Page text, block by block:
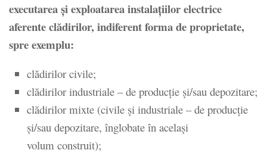
executarea și exploatarea instalațiilor electrice
aferente clădirilor, indiferent forma de proprietate,
spre exemplu:
clădirilor civile;
clădirilor industriale – de producție și/sau depozitare;
clădirilor mixte (civile și industriale – de producție
și/sau depozitare, înglobate în același
volum construit);